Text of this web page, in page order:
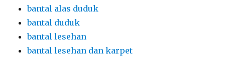
bantal alas duduk
bantal duduk
bantal lesehan
bantal lesehan dan karpet